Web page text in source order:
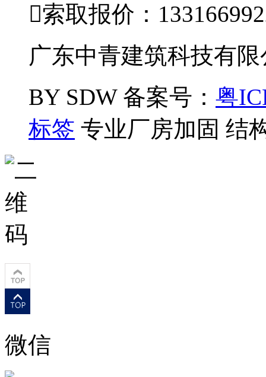
索取报价：
广东中青建筑科技有
BY SDW备案号： 粤
标签 专业厂房加固 结
微信